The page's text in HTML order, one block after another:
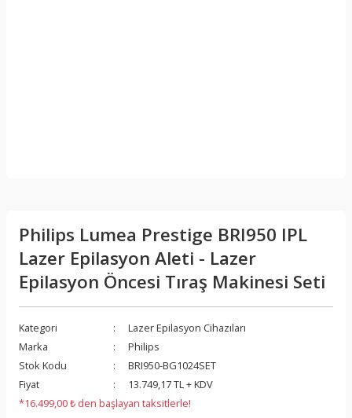
Philips Lumea Prestige BRI950 IPL
Lazer Epilasyon Aleti - Lazer
Epilasyon Öncesi Tıraş Makinesi Seti
Kategori
Lazer Epilasyon Cihazıları
Marka
Philips
Stok Kodu
BRI950-BG1024SET
Fiyat
13.749,17 TL + KDV
*16.499,00 ₺ den başlayan taksitlerle!